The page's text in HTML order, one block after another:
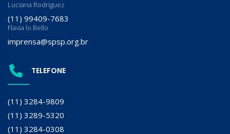
Luciana Rodriguez
(11) 99409-7683
Flavia lo Bello
imprensa@spsp.org.br
TELEFONE
(11) 3284-9809
(11) 3289-5320
(11) 3284-0308